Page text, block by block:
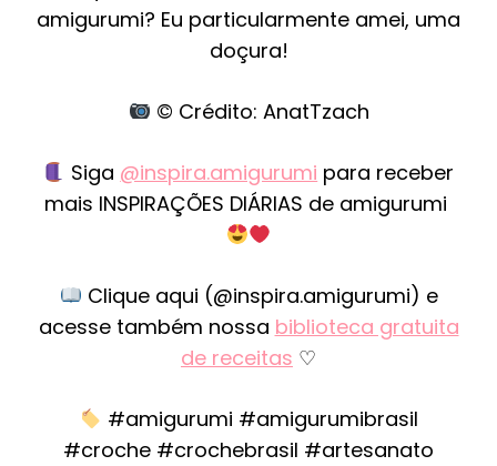
amigurumi? Eu particularmente amei, uma
doçura!
© Crédito: AnatTzach
Siga @inspira.amigurumi para receber
mais INSPIRAÇÕES DIÁRIAS de amigurumi
Clique aqui (@inspira.amigurumi) e
acesse também nossa biblioteca gratuita
de receitas ♡
#amigurumi #amigurumibrasil
#croche #crochebrasil #artesanato